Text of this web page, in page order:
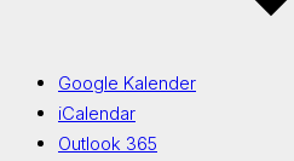
Google Kalender
iCalendar
Outlook 365